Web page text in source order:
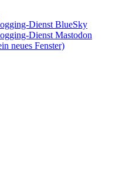
Dienst BlueSky
Dienst Mastodon
neues Fenster)